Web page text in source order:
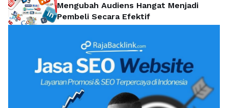
Mengubah Audiens Hangat Menjadi
Pembeli Secara Efektif